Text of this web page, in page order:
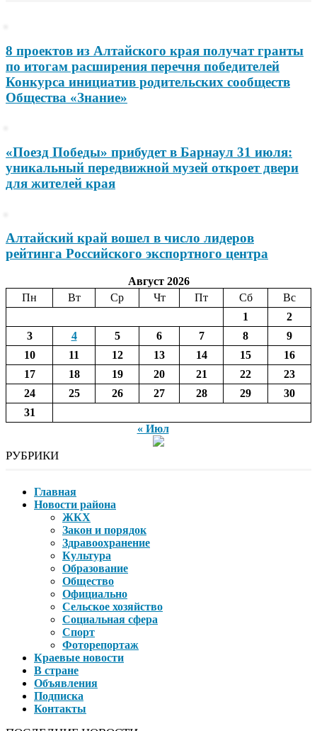
8 проектов из Алтайского края получат гранты
по итогам расширения перечня победителей
Конкурса инициатив родительских сообществ
Общества «Знание»
«Поезд Победы» прибудет в Барнаул 31 июля:
уникальный передвижной музей откроет двери
для жителей края
Алтайский край вошел в число лидеров
рейтинга Российского экспортного центра
Август 2026
Пн
Вт Ср Чт Пт Сб
Вс
1
2
3
4 5 6 7 8
9
10
11 12 13 14 15
16
17
18 19 20 21 22
23
24
25 26 27 28 29
30
31
« Июл
РУБРИКИ
Главная
Новости района
ЖКХ
Закон и порядок
Здравоохранение
Культура
Образование
Общество
Официально
Сельское хозяйство
Социальная сфера
Спорт
Фоторепортаж
Краевые новости
В стране
Объявления
Подписка
Контакты